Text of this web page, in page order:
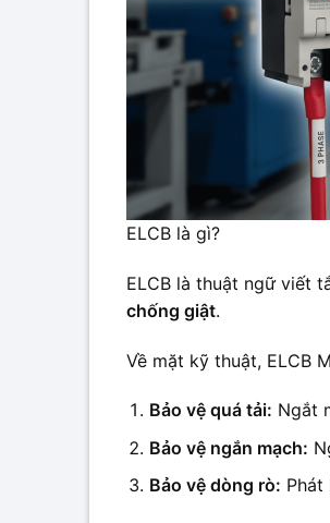
ELCB là gì?
ELCB là thuật ngữ viết
chống giật.
Về mặt kỹ thuật, ELCB
Bảo vệ quá tải: Ngắt
Bảo vệ ngắn mạch:
Bảo vệ dòng rò: